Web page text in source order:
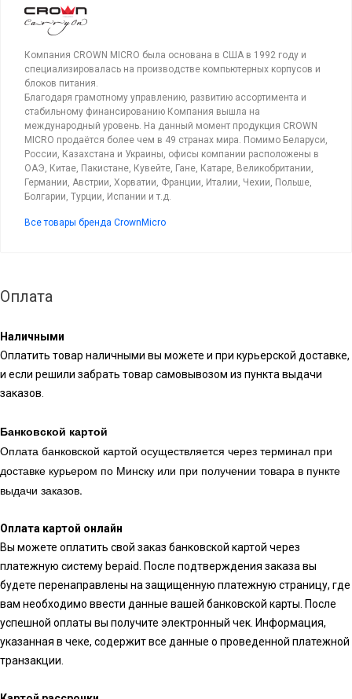
Компания CROWN MICRO была основана в США в 1992 году и
специализировалась на производстве компьютерных корпусов и
блоков питания.
Благодаря грамотному управлению, развитию ассортимента и
стабильному финансированию Компания вышла на
международный уровень. На данный момент продукция CROWN
MICRO продаётся более чем в 49 странах мира. Помимо Беларуси,
России, Казахстана и Украины, офисы компании расположены в
ОАЭ, Китае, Пакистане, Кувейте, Гане, Катаре, Великобритании,
Германии, Австрии, Хорватии, Франции, Италии, Чехии, Польше,
Болгарии, Турции, Испании и т.д.
Все товары бренда CrownMicro
Оплата
Наличными
Оплатить товар наличными вы можете и при курьерской доставке,
и если решили забрать товар самовывозом из пункта выдачи
заказов.
Банковской картой
Оплата банковской картой осуществляется через терминал при
доставке курьером по Минску или при получении товара в пункте
выдачи заказов.
Оплата картой онлайн
Вы можете оплатить свой заказ банковской картой через
платежную систему bepaid. После подтверждения заказа вы
будете перенаправлены на защищенную платежную страницу, где
вам необходимо ввести данные вашей банковской карты. После
успешной оплаты вы получите электронный чек. Информация,
указанная в чеке, содержит все данные о проведенной платежной
транзакции.